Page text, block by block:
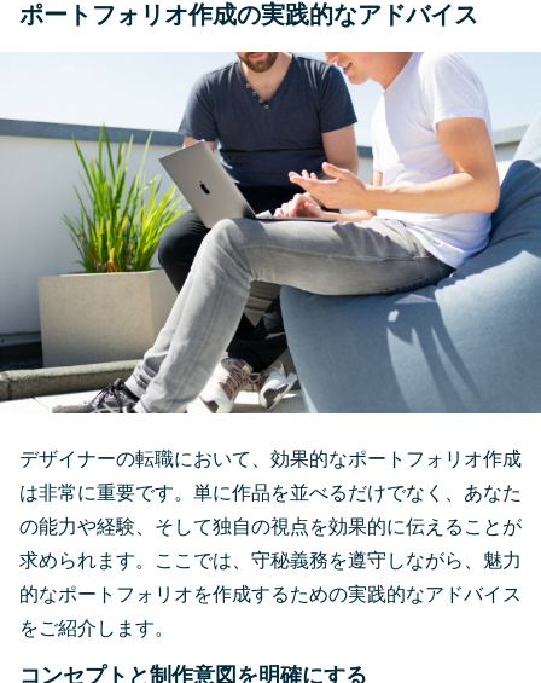
ポートフォリオ作成の実践的なアドバイス
デザイナーの転職において、効果的なポートフォリオ作成
は非常に重要です。単に作品を並べるだけでなく、あなた
の能力や経験、そして独自の視点を効果的に伝えることが
求められます。ここでは、守秘義務を遵守しながら、魅力
的なポートフォリオを作成するための実践的なアドバイス
をご紹介します。
コンセプトと制作意図を明確にする